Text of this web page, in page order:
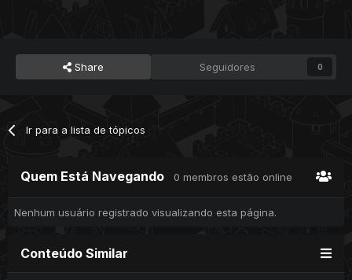
Share Seguidores 0
Ir para a lista de tópicos
Quem Está Navegando 0 membros estão online
Nenhum usuário registrado visualizando esta página.
Conteúdo Similar